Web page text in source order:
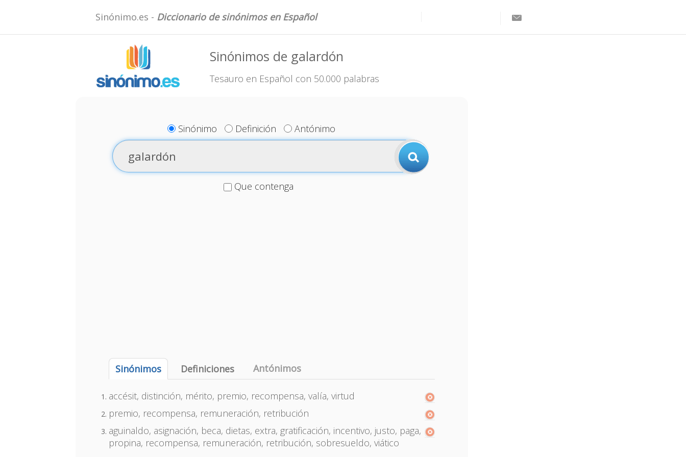
Sinónimo.es - Diccionario de sinónimos en Español
Sinónimos de galardón
Tesauro en Español con 50.000 palabras
Sinónimo Definición Antónimo
Que contenga
Sinónimos Definiciones Antónimos
accésit, distinción, mérito, premio, recompensa, valía, virtud
premio, recompensa, remuneración, retribución
aguinaldo, asignación, beca, dietas, extra, gratificación, incentivo, justo, paga,
propina, recompensa, remuneración, retribución, sobresueldo, viático